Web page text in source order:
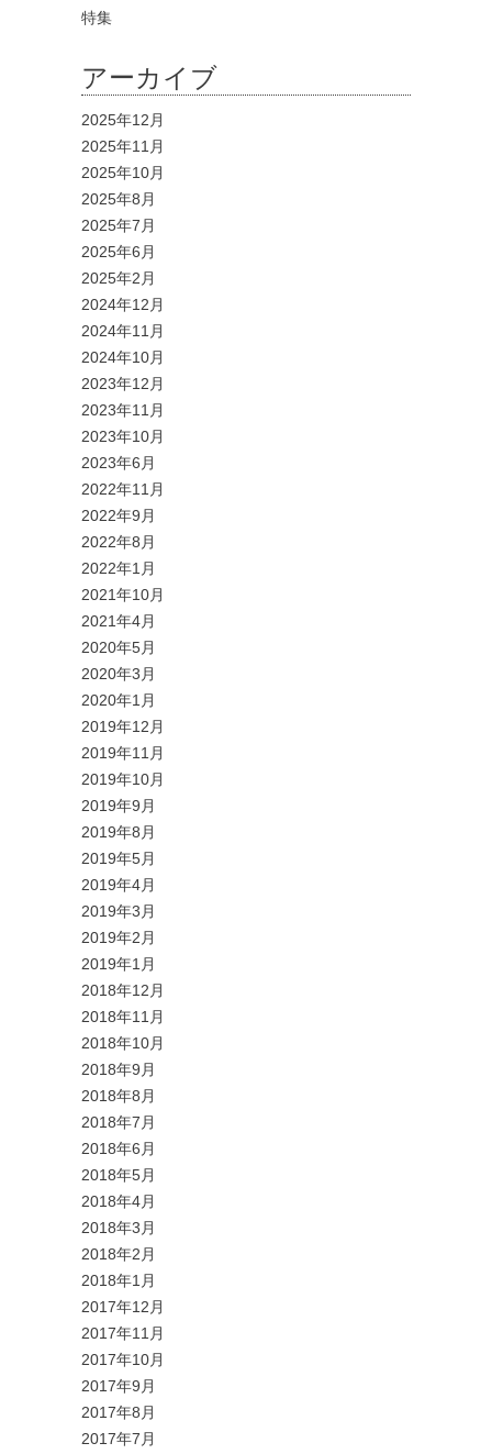
特集
アーカイブ
2025年12月
2025年11月
2025年10月
2025年8月
2025年7月
2025年6月
2025年2月
2024年12月
2024年11月
2024年10月
2023年12月
2023年11月
2023年10月
2023年6月
2022年11月
2022年9月
2022年8月
2022年1月
2021年10月
2021年4月
2020年5月
2020年3月
2020年1月
2019年12月
2019年11月
2019年10月
2019年9月
2019年8月
2019年5月
2019年4月
2019年3月
2019年2月
2019年1月
2018年12月
2018年11月
2018年10月
2018年9月
2018年8月
2018年7月
2018年6月
2018年5月
2018年4月
2018年3月
2018年2月
2018年1月
2017年12月
2017年11月
2017年10月
2017年9月
2017年8月
2017年7月